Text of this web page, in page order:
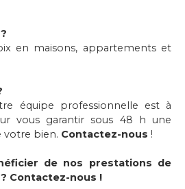
en maisons, appartements et
équipe professionnelle est à
vous garantir sous 48 h une
votre bien. Contactez-nous !
de nos prestations de
Contactez-nous !